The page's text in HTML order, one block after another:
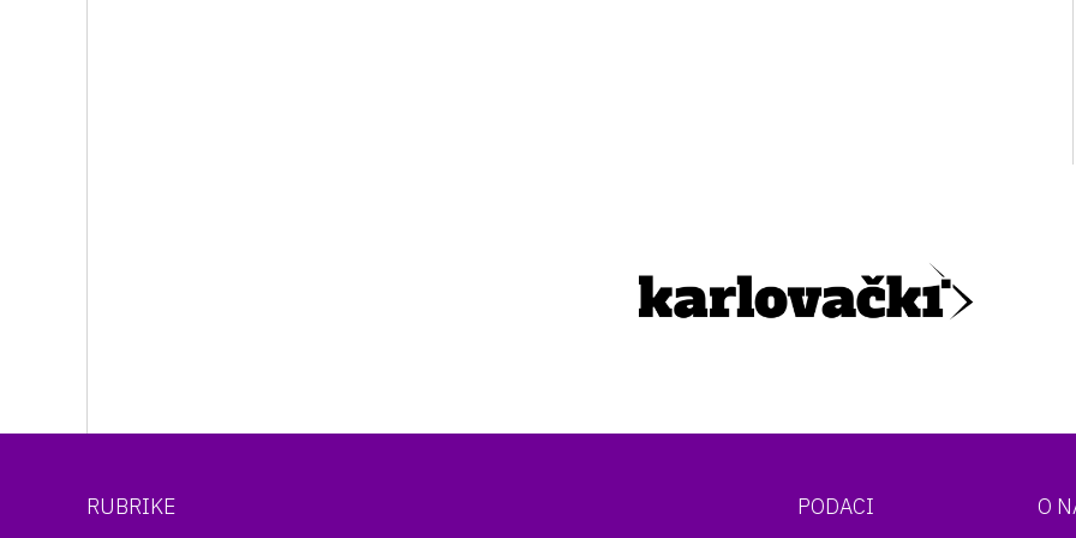
RUBRIKE PODACI O